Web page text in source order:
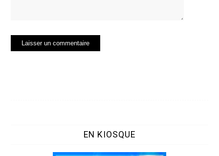
EN KIOSQUE